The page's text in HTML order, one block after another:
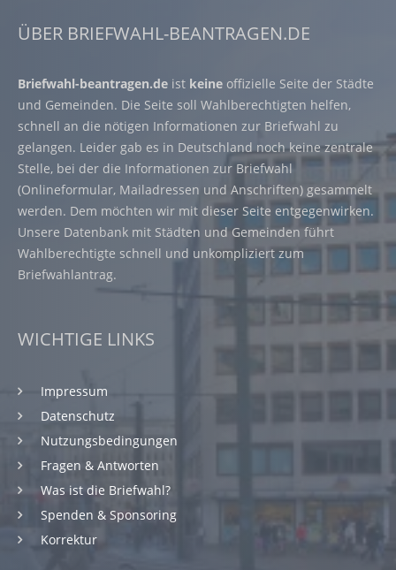
ÜBER BRIEFWAHL-BEANTRAGEN.DE
Briefwahl-beantragen.de ist keine offizielle Seite der Städte
und Gemeinden. Die Seite soll Wahlberechtigten helfen,
schnell an die nötigen Informationen zur Briefwahl zu
gelangen. Leider gab es in Deutschland noch keine zentrale
Stelle, bei der die Informationen zur Briefwahl
(Onlineformular, Mailadressen und Anschriften) gesammelt
werden. Dem möchten wir mit dieser Seite entgegenwirken.
Unsere Datenbank mit Städten und Gemeinden führt
Wahlberechtigte schnell und unkompliziert zum
Briefwahlantrag.
WICHTIGE LINKS
Impressum
Datenschutz
Nutzungsbedingungen
Fragen & Antworten
Was ist die Briefwahl?
Spenden & Sponsoring
Korrektur